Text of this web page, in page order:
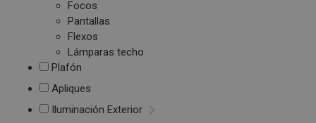
Focos
Pantallas
Flexos
Lámparas techo
Plafón
Apliques
Iluminación Exterior